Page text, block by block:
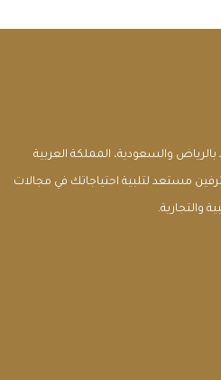
والسعودية، المملكة العربية
مستعد لتلبية احتياجاتك في مجالات
والتجارية.